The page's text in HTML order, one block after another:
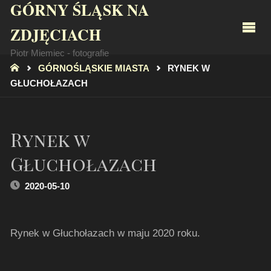
GÓRNY ŚLĄSK NA
ZDJĘCIACH
Piotr Miemiec - fotografie
STRONA
GŁÓWNA
GÓRNOŚLĄSKIE MIASTA
RYNEK W
GŁUCHOŁAZACH
Rynek w
Głuchołazach
2020-05-10
Rynek w Głuchołazach w maju 2020 roku.